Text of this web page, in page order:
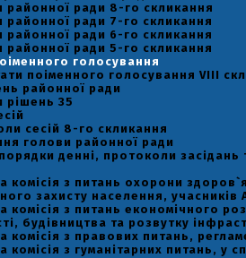
районної ради 8-го скликання
районної ради 7-го скликання
районної ради 6-го скликання
районної ради 5-го скликання
голосування
поіменного голосування VIII
районної ради
рішень 35
сесій 8-го скликання
голови районної ради
денні, протоколи засідань
комісія з питань охорони
захисту населення, учасників
комісія з питань економічного
будівництва та розвутку
комісія з правових питань,
комісія з гуманітарних питань, у